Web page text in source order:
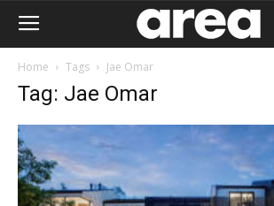
Home Tags Jae Omar
Tag: Jae Omar